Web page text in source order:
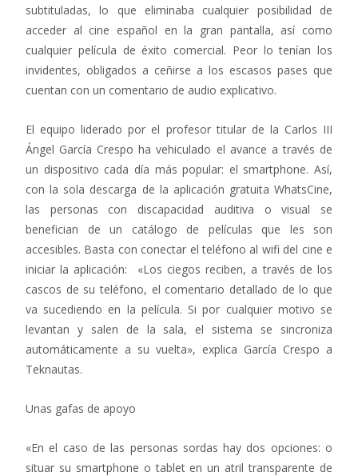
subtituladas, lo que eliminaba cualquier posibilidad de
acceder al cine español en la gran pantalla, así como
cualquier película de éxito comercial. Peor lo tenían los
invidentes, obligados a ceñirse a los escasos pases que
cuentan con un comentario de audio explicativo.
El equipo liderado por el profesor titular de la Carlos III
Ángel García Crespo ha vehiculado el avance a través de
un dispositivo cada día más popular: el smartphone. Así,
con la sola descarga de la aplicación gratuita WhatsCine,
las personas con discapacidad auditiva o visual se
benefician de un catálogo de películas que les son
accesibles. Basta con conectar el teléfono al wifi del cine e
iniciar la aplicación: «Los ciegos reciben, a través de los
cascos de su teléfono, el comentario detallado de lo que
va sucediendo en la película. Si por cualquier motivo se
levantan y salen de la sala, el sistema se sincroniza
automáticamente a su vuelta», explica García Crespo a
Teknautas.
Unas gafas de apoyo
«En el caso de las personas sordas hay dos opciones: o
situar su smartphone o tablet en un atril transparente de